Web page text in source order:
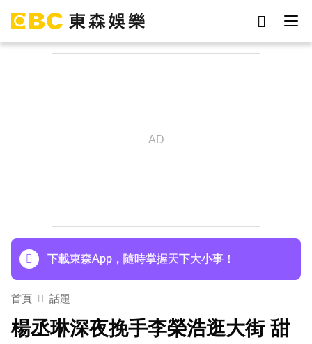
下載東森App，隨時掌握天下大小事！
首頁 話題
楊丞琳深夜挽手李榮浩逛大街 甜